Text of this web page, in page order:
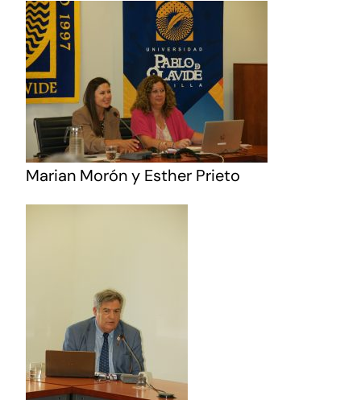
Marian Morón y Esther Prieto